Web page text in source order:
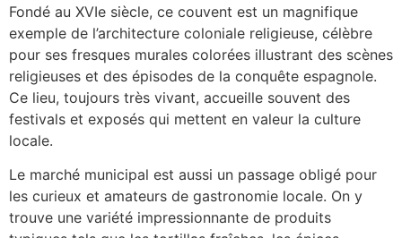
Fondé au XVIe siècle, ce couvent est un magnifique
exemple de l’architecture coloniale religieuse, célèbre
pour ses fresques murales colorées illustrant des scènes
religieuses et des épisodes de la conquête espagnole.
Ce lieu, toujours très vivant, accueille souvent des
festivals et exposés qui mettent en valeur la culture
locale.
Le marché municipal est aussi un passage obligé pour
les curieux et amateurs de gastronomie locale. On y
trouve une variété impressionnante de produits